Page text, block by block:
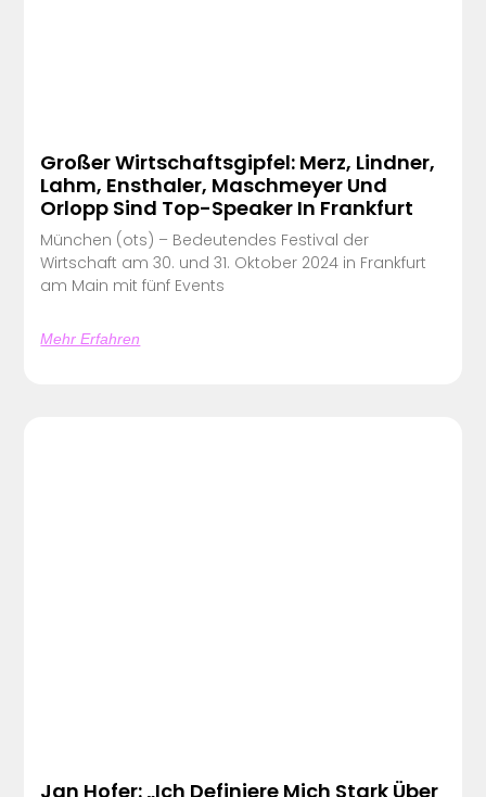
Großer Wirtschaftsgipfel: Merz, Lindner,
Lahm, Ensthaler, Maschmeyer Und
Orlopp Sind Top-Speaker In Frankfurt
München (ots) – Bedeutendes Festival der
Wirtschaft am 30. und 31. Oktober 2024 in Frankfurt
am Main mit fünf Events
Mehr Erfahren
Jan Hofer: „Ich Definiere Mich Stark Über